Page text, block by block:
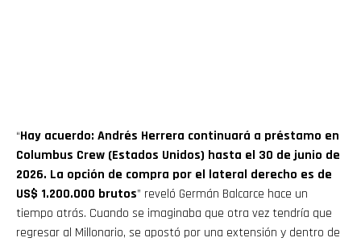
“Hay acuerdo: Andrés Herrera continuará a préstamo en
Columbus Crew (Estados Unidos) hasta el 30 de junio de
2026. La opción de compra por el lateral derecho es de
US$ 1.200.000 brutos” reveló Germán Balcarce hace un
tiempo atrás. Cuando se imaginaba que otra vez tendría que
regresar al Millonario, se apostó por una extensión y dentro de